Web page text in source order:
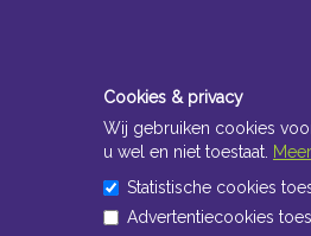
Cookies & privacy
Wij gebruiken cookies
u wel en niet toestaat.
Statistische cookies
Advertentiecookies